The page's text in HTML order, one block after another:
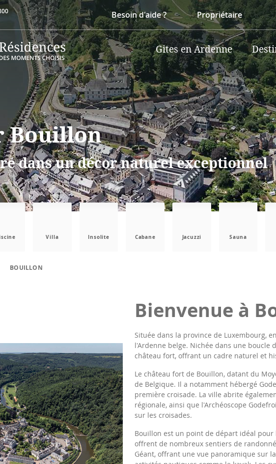
Besoin d'aide ? Propriétaire
Gites en Ardenne
Bouillon
dans un décor naturel exceptionnel
Villa Insolite Cabane Jacuzzi Sauna
BOUILLON
Bienvenue à
Située dans la province de Luxembourg,
l'Ardenne belge. Nichée dans une boucle
château fort, offrant un cadre naturel et
Le château fort de Bouillon, datant du
de Belgique. Il a notamment hébergé
première croisade. La ville abrite
régionale, ainsi que l'Archéoscope
sur les croisades.
Bouillon est un point de départ idéal
offrent de nombreux sentiers de
Géant, offrant une vue panoramique sur